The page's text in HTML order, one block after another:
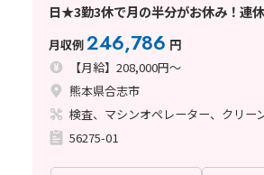
日★3勤3休で月の半分がお休み！連
も充実！ 簡単な検査業務のお仕事で
月収例246,786 円
【月給】208,000円～
熊本県合志市
56275-01